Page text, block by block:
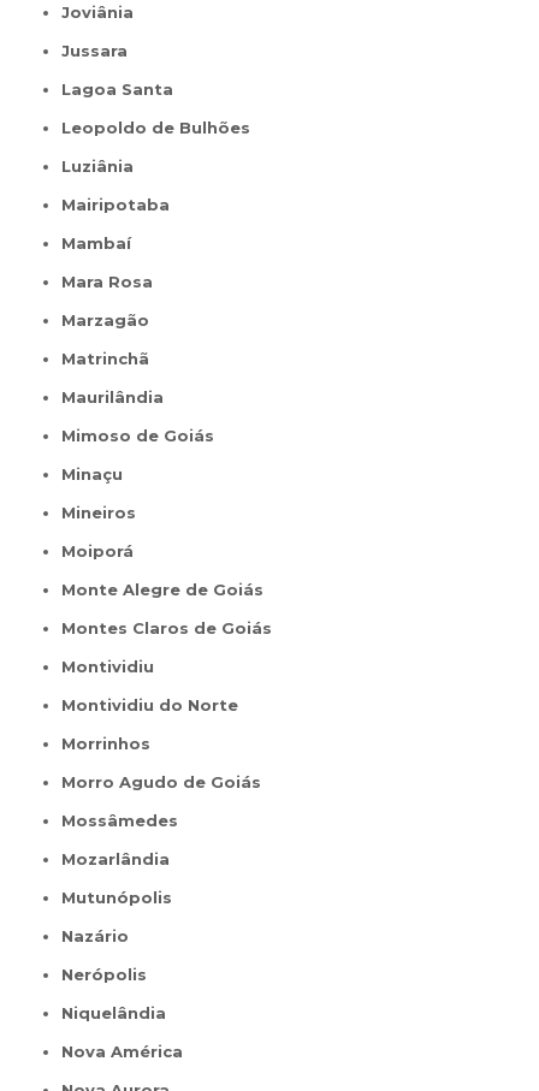
Joviânia
Jussara
Lagoa Santa
Leopoldo de Bulhões
Luziânia
Mairipotaba
Mambaí
Mara Rosa
Marzagão
Matrinchã
Maurilândia
Mimoso de Goiás
Minaçu
Mineiros
Moiporá
Monte Alegre de Goiás
Montes Claros de Goiás
Montividiu
Montividiu do Norte
Morrinhos
Morro Agudo de Goiás
Mossâmedes
Mozarlândia
Mutunópolis
Nazário
Nerópolis
Niquelândia
Nova América